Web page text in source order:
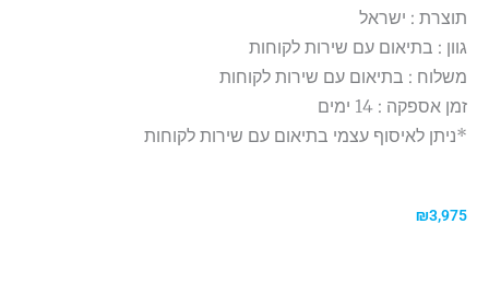
תוצרת : ישראל
גוון : בתיאום עם שירות לקוחות
משלוח : בתיאום עם שירות לקוחות
זמן אספקה : 14 ימים
*ניתן לאיסוף עצמי בתיאום עם שירות לקוחות
₪3,975